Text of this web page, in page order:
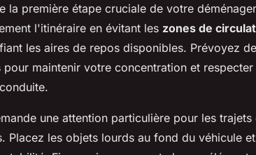
la première étape cruciale de votre
l'itinéraire en évitant les zones de
les aires de repos disponibles. Prévoyez
maintenir votre concentration et respecter
une attention particulière pour les trajets
Placez les objets lourds au fond du véhicule